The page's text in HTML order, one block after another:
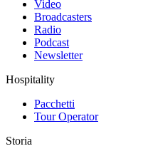
Video
Broadcasters
Radio
Podcast
Newsletter
Hospitality
Pacchetti
Tour Operator
Storia